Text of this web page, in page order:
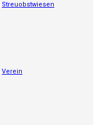
Streuobstwiesen
Verein